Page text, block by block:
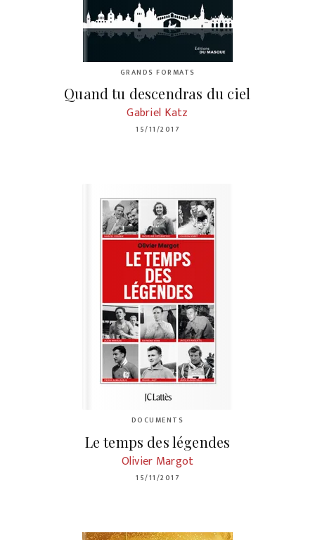
GRANDS FORMATS
Quand tu descendras du ciel
Gabriel Katz
15/11/2017
DOCUMENTS
Le temps des légendes
Olivier Margot
15/11/2017